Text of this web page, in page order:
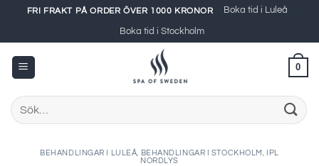
content
FRI FRAKT PÅ ORDER ÖVER 1000 KRONOR Boka tid i Luleå
Boka tid i Stockholm
0
Sök
efter:
BEHANDLINGAR I LULEÅ BEHANDLINGAR I STOCKHOLM
IPL
NORDLYS